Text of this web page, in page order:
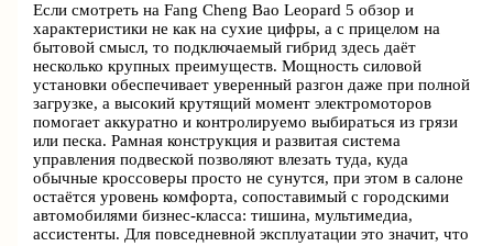
Если смотреть на Fang Cheng Bao Leopard 5 обзор и
характеристики не как на сухие цифры, а с прицелом на
бытовой смысл, то подключаемый гибрид здесь даёт
несколько крупных преимуществ. Мощность силовой
установки обеспечивает уверенный разгон даже при полной
загрузке, а высокий крутящий момент электромоторов
помогает аккуратно и контролируемо выбираться из грязи
или песка. Рамная конструкция и развитая система
управления подвеской позволяют влезать туда, куда
обычные кроссоверы просто не сунутся, при этом в салоне
остаётся уровень комфорта, сопоставимый с городскими
автомобилями бизнес-класса: тишина, мультимедиа,
ассистенты. Для повседневной эксплуатации это значит, что